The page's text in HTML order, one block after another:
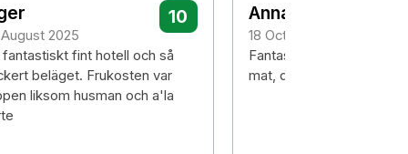
2025
10
fantastiskt fint hotell och så
beläget. Frukosten var
liksom husman och a'la
Anna-Karin
18 October 2024
Fantastiskt bra hotell,
mat, dryck och personal